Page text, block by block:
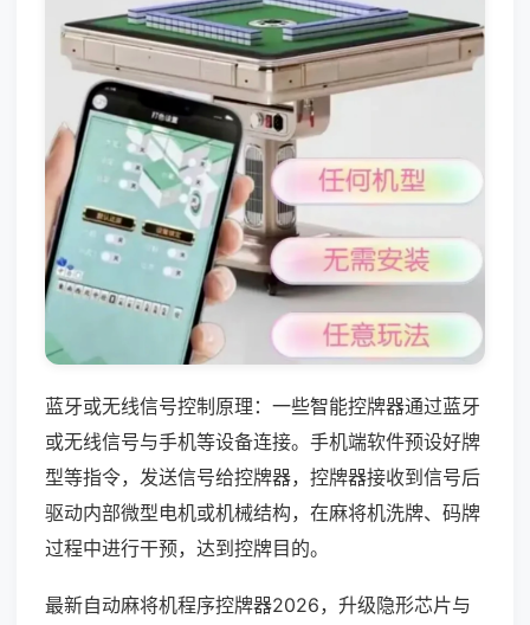
蓝牙或无线信号控制原理：一些智能控牌器通过蓝牙
或无线信号与手机等设备连接。手机端软件预设好牌
型等指令，发送信号给控牌器，控牌器接收到信号后
驱动内部微型电机或机械结构，在麻将机洗牌、码牌
过程中进行干预，达到控牌目的。
最新自动麻将机程序控牌器2026，升级隐形芯片与